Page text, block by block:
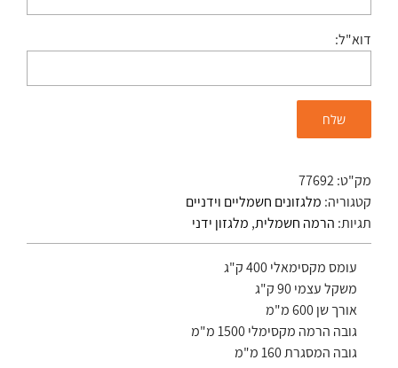
דוא"ל:
מק"ט:77692
קטגוריה: מלגזונים חשמליים וידניים
תגיות: הרמה חשמלית, מלגזון ידני
עומס מקסימאלי 400 ק"ג
משקל עצמי 90 ק"ג
אורך שן 600 מ"מ
גובה הרמה מקסימלי 1500 מ"מ
גובה המסגרת 160 מ"מ